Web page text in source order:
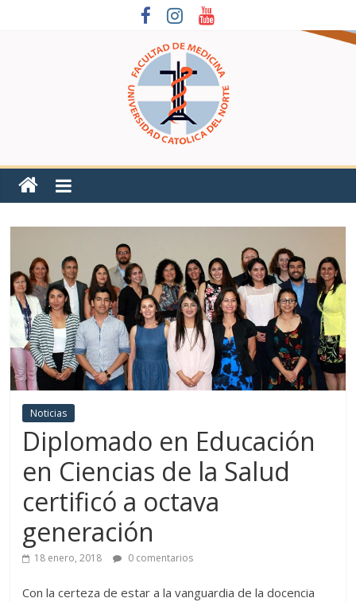
Noticias
Diplomado en Educación
en Ciencias de la Salud
certificó a octava
generación
18 enero, 2018 0 comentarios
Con la certeza de estar a la vanguardia de la docencia